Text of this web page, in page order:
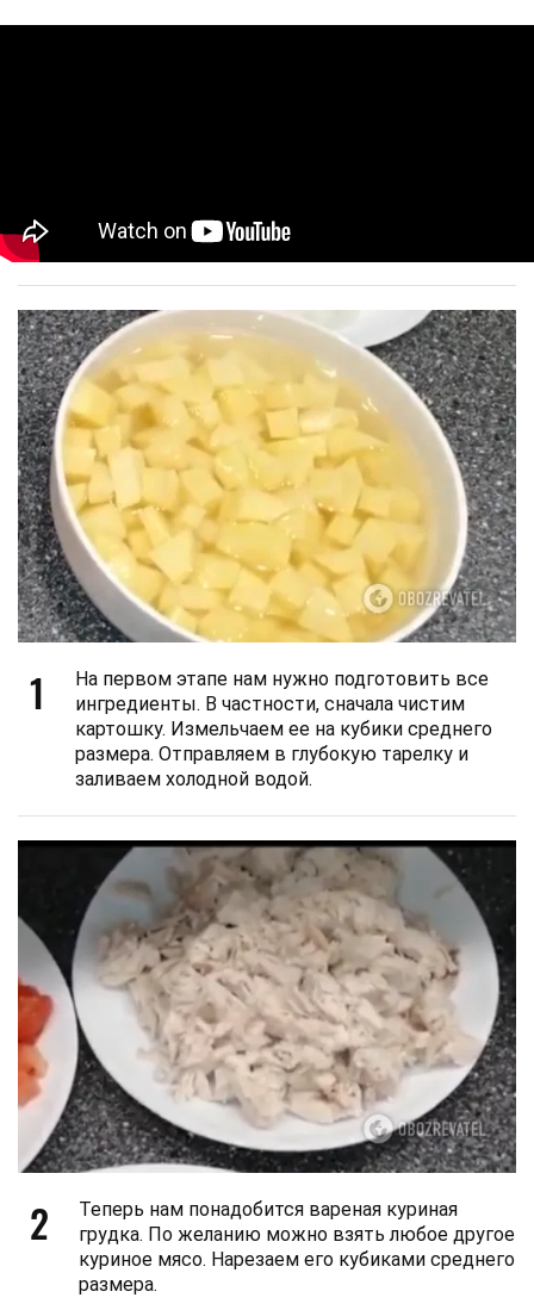
1
На первом этапе нам нужно подготовить все
ингредиенты. В частности, сначала чистим
картошку. Измельчаем ее на кубики среднего
размера. Отправляем в глубокую тарелку и
заливаем холодной водой.
2
Теперь нам понадобится вареная куриная
грудка. По желанию можно взять любое другое
куриное мясо. Нарезаем его кубиками среднего
размера.